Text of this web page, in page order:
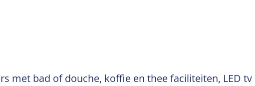
met bad of douche, koffie en thee faciliteiten, LED